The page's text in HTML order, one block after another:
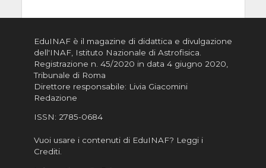
EduINAF è il magazine di didattica e divulgazione
dell'INAF, Istituto Nazionale di Astrofisica
Registrazione n. 45/2020 in data 4 giugno 2020,
Tribunale di Roma
Direttore responsabile: Livia Giacomini
Redazione
ISSN: 2785-0684
Vuoi usare i contenuti di EduINAF? Leggi i
Crediti.